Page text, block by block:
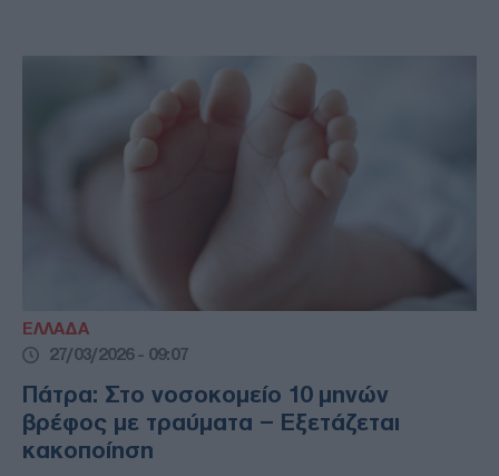
ΕΛΛΑΔΑ
27/03/2026 - 09:07
Πάτρα: Στο νοσοκομείο 10 μηνών
βρέφος με τραύματα – Εξετάζεται
κακοποίηση